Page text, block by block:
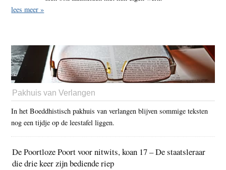
lees meer »
Pakhuis van Verlangen
In het Boeddhistisch pakhuis van verlangen blijven sommige teksten
nog een tijdje op de leestafel liggen.
De Poortloze Poort voor nitwits, koan 17 – De staatsleraar
die drie keer zijn bediende riep